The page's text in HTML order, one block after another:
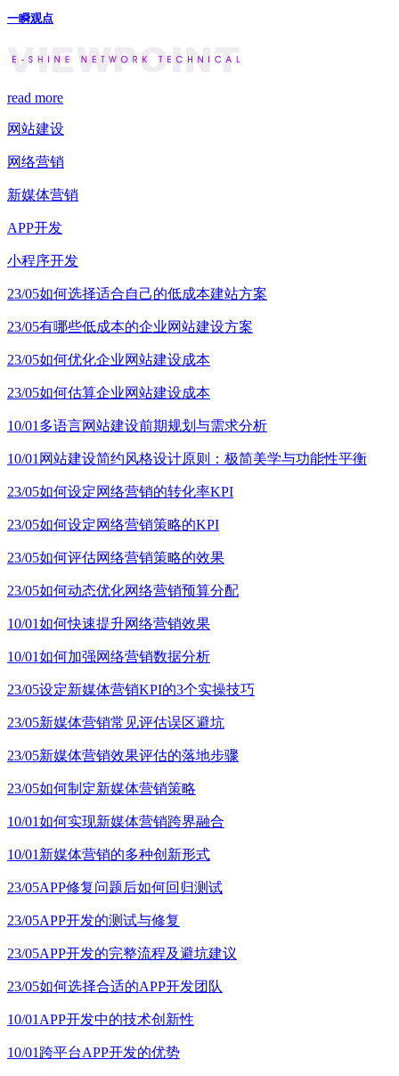
一瞬观点
read more
网站建设
网络营销
新媒体营销
APP开发
小程序开发
23/05如何选择适合自己的低成本建站方案
23/05有哪些低成本的企业网站建设方案
23/05如何优化企业网站建设成本
23/05如何估算企业网站建设成本
10/01 多语言网站建设前期规划与需求分析
10/01 网站建设简约风格设计原则：极简美学与功能性平衡
23/05如何设定网络营销的转化率KPI
23/05如何设定网络营销策略的KPI
23/05如何评估网络营销策略的效果
23/05如何动态优化网络营销预算分配
10/01如何快速提升网络营销效果
10/01如何加强网络营销数据分析
23/05设定新媒体营销KPI的3个实操技巧
23/05新媒体营销常见评估误区避坑
23/05新媒体营销效果评估的落地步骤
23/05如何制定新媒体营销策略
10/01如何实现新媒体营销跨界融合
10/01 新媒体营销的多种创新形式
23/05APP修复问题后如何回归测试
23/05APP开发的测试与修复
23/05APP开发的完整流程及避坑建议
23/05如何选择合适的APP开发团队
10/01 APP开发中的技术创新性
10/01 跨平台APP开发的优势